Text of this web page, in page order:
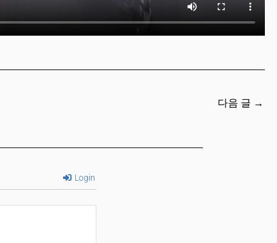
다음 글 →
Login